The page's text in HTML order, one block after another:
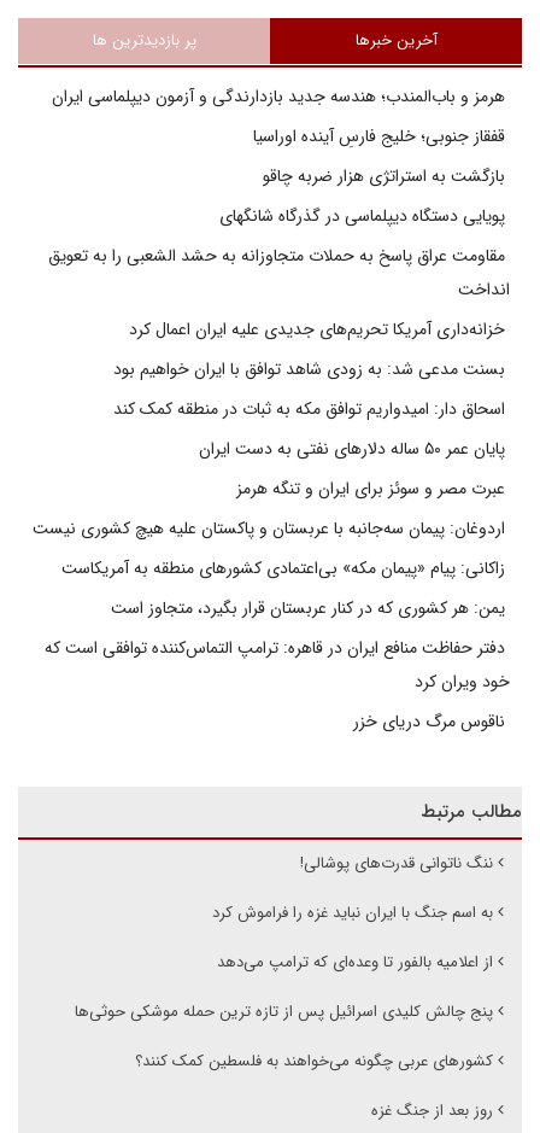
آخرین خبرها پر بازدیدترین ها
هرمز و باب‌المندب؛ هندسه جدید بازدارندگی و آزمون دیپلماسی ایران
قفقاز جنوبی؛ خلیج فارسِ آینده اوراسیا
بازگشت به استراتژی هزار ضربه چاقو
پویایی دستگاه دیپلماسی در گذرگاه شانگهای
مقاومت عراق پاسخ به حملات متجاوزانه به حشد الشعبی را به تعویق
انداخت
خزانه‌داری آمریکا تحریم‌های جدیدی علیه ایران اعمال کرد
بسنت مدعی شد: به زودی شاهد توافق با ایران خواهیم بود
اسحاق دار: امیدواریم توافق مکه به ثبات در منطقه کمک کند
پایان عمر ۵۰ ساله دلارهای نفتی به دست ایران
عبرت مصر و سوئز برای ایران و تنگه هرمز
اردوغان: پیمان سه‌جانبه با عربستان و پاکستان علیه هیچ کشوری نیست
زاکانی: پیام «پیمان مکه» بی‌اعتمادی کشورهای منطقه به آمریکاست
یمن: هر کشوری که در کنار عربستان قرار بگیرد، متجاوز است
دفتر حفاظت منافع ایران در قاهره: ترامپ التماس‌کننده توافقی است که
خود ویران کرد
ناقوس مرگ دریای خزر
مطالب مرتبط
ننگ ناتوانی قدرت‌های پوشالی!
به اسم جنگ با ایران نباید غزه را فراموش کرد
از اعلامیه بالفور تا وعده‌ای که ترامپ می‌دهد
پنج چالش کلیدی اسرائیل پس از تازه ترین حمله موشکی حوثی‌ها
کشورهای عربی چگونه می‌خواهند به فلسطین کمک کنند؟
روز بعد از جنگ غزه